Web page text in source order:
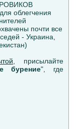
облегчения
почти все
- Украина,
, присылайте
бурение", где